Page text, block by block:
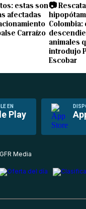
estas son
afectadas
Carraízo
📷
Colombia:
animales
introdujo
Escobar
EN
Play
Media